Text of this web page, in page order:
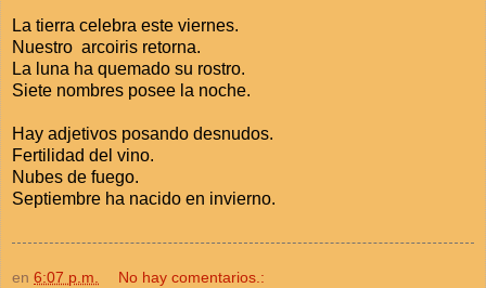
La tierra celebra este viernes.
Nuestro arcoiris retorna.
La luna ha quemado su rostro.
Siete nombres posee la noche.
Hay adjetivos posando desnudos.
Fertilidad del vino.
Nubes de fuego.
Septiembre ha nacido en invierno.
en 6:07 p.m. No hay comentarios.: